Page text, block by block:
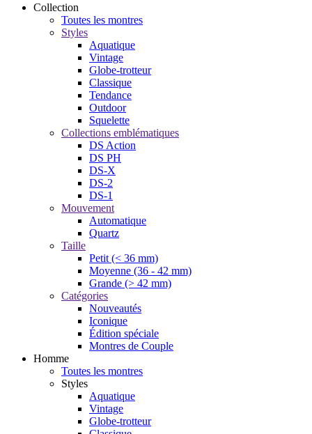
Collection
Toutes les montres
Styles
Aquatique
Vintage
Globe-trotteur
Classique
Tendance
Outdoor
Squelette
Collections emblématiques
DS Action
DS PH
DS-X
DS-2
DS-1
Mouvement
Automatique
Quartz
Taille
Petit (< 36 mm)
Moyenne (36 - 42 mm)
Grande (> 42 mm)
Catégories
Nouveautés
Iconique
Édition spéciale
Montres de Couple
Homme
Toutes les montres
Styles
Aquatique
Vintage
Globe-trotteur